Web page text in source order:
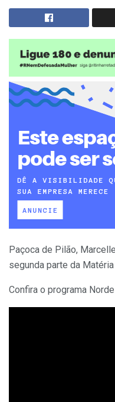
Paçoca de Pilão,
segunda parte da
Confira o programa